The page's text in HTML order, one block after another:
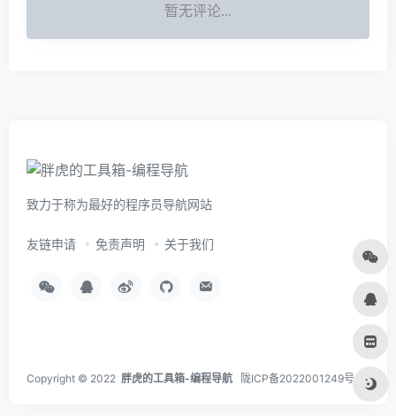
暂无评论...
致力于称为最好的程序员导航网站
友链申请 免责声明 关于我们
Copyright © 2022 胖虎的工具箱-编程导航 陇ICP备2022001249号